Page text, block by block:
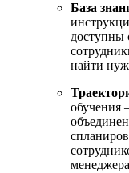
База
доступны
найти
обучения